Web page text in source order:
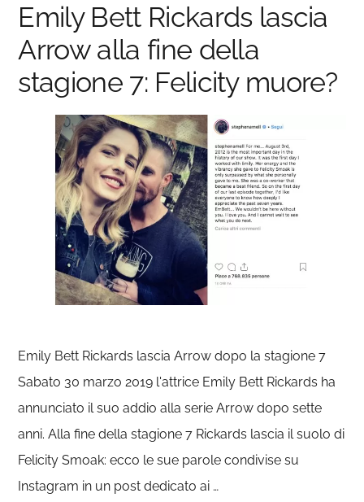
Emily Bett Rickards lascia
Arrow alla fine della
stagione 7: Felicity muore?
Emily Bett Rickards lascia Arrow dopo la stagione 7
Sabato 30 marzo 2019 l'attrice Emily Bett Rickards ha
annunciato il suo addio alla serie Arrow dopo sette
anni. Alla fine della stagione 7 Rickards lascia il suolo di
Felicity Smoak: ecco le sue parole condivise su
Instagram in un post dedicato ai …